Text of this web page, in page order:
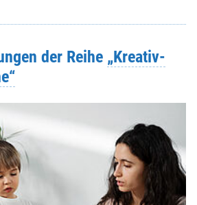
der Reihe „Kreativ-